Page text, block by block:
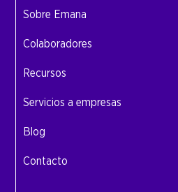
Sobre Emana
Colaboradores
Recursos
Servicios a empresas
Blog
Contacto